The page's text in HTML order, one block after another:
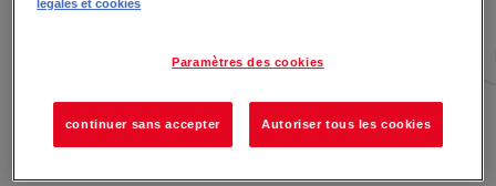
légales et cookies
Paramètres des cookies
continuer sans accepter Autoriser tous les cookies